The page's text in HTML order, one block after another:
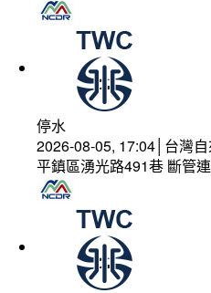
停水
2026-08-05, 17:04│台灣
平鎮區湧光路491巷 斷管